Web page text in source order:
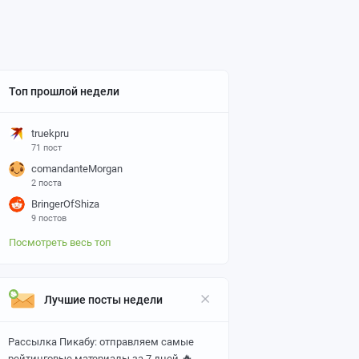
Топ прошлой недели
truekpru
71 пост
comandanteMorgan
2 поста
BringerOfShiza
9 постов
Посмотреть весь топ
Лучшие посты недели
Рассылка Пикабу: отправляем самые